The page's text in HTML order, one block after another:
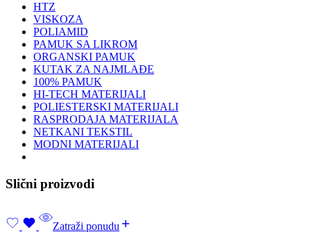
HTZ
VISKOZA
POLIAMID
PAMUK SA LIKROM
ORGANSKI PAMUK
KUTAK ZA NAJMLAĐE
100% PAMUK
HI-TECH MATERIJALI
POLIESTERSKI MATERIJALI
RASPRODAJA MATERIJALA
NETKANI TEKSTIL
MODNI MATERIJALI
Slični proizvodi
Zatraži ponudu